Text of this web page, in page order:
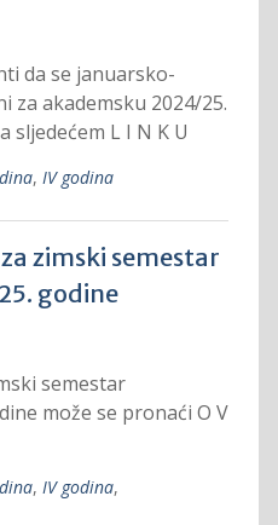
da se januarsko-
akademsku 2024/25.
L I N K U
, IV godina
zimski semestar
godine
semestar
može se pronaći O V
, IV godina,